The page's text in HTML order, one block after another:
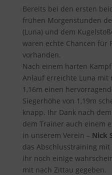
Bereits bei den ersten
frühen Morgenstunden
(Luna) und dem
waren echte Chancen für
vorhanden.
Nach einem harten
Anlauf erreichte Luna mit
1,16m einen
Siegerhöhe von 1,19m
knapp. Ihr Dank nach
dem Trainer auch einem
in unserem Verein – Nick
das Abschlusstraining
ihr noch einige
mit nach Zittau gegeben.